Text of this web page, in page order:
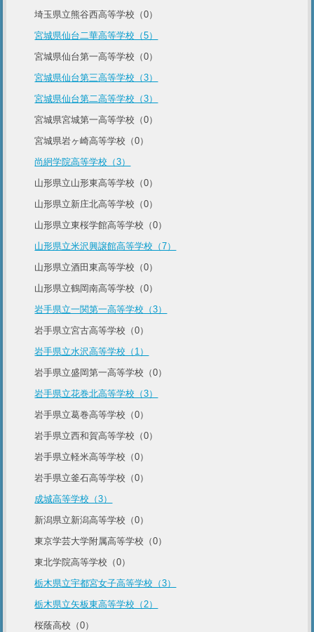
埼玉県立熊谷西高等学校（0）
宮城県仙台二華高等学校（5）
宮城県仙台第一高等学校（0）
宮城県仙台第三高等学校（3）
宮城県仙台第二高等学校（3）
宮城県宮城第一高等学校（0）
宮城県岩ヶ崎高等学校（0）
尚絅学院高等学校（3）
山形県立山形東高等学校（0）
山形県立新庄北高等学校（0）
山形県立東桜学館高等学校（0）
山形県立米沢興譲館高等学校（7）
山形県立酒田東高等学校（0）
山形県立鶴岡南高等学校（0）
岩手県立一関第一高等学校（3）
岩手県立宮古高等学校（0）
岩手県立水沢高等学校（1）
岩手県立盛岡第一高等学校（0）
岩手県立花巻北高等学校（3）
岩手県立葛巻高等学校（0）
岩手県立西和賀高等学校（0）
岩手県立軽米高等学校（0）
岩手県立釜石高等学校（0）
成城高等学校（3）
新潟県立新潟高等学校（0）
東京学芸大学附属高等学校（0）
東北学院高等学校（0）
栃木県立宇都宮女子高等学校（3）
栃木県立矢板東高等学校（2）
桜蔭高校（0）